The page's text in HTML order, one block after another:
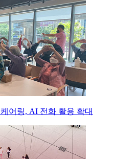
어링, AI 전화 활용 확대